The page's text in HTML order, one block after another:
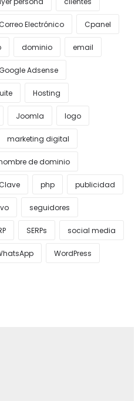
Electrónico Cpanel
dominio email
Adsense
Hosting
Joomla logo
marketing digital
de dominio
php publicidad
seguidores
SERPs social media
WordPress